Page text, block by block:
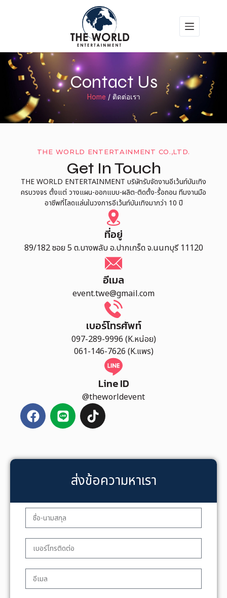
Contact Us
Home / ติดต่อเรา
THE WORLD ENTERTAINMENT CO.,LTD.
Get In Touch
THE WORLD ENTERTAINMENT บริษัทรับจัดงานอีเว้นท์บันเทิง
ครบวงจร ตั้งแต่ วางแผน-ออกแบบ-ผลิต-ติดตั้ง-รื้อถอน ทีมงานมือ
อาชีพที่โลดแล่นในวงการอีเว้นท์บันเทิงมากว่า 10 ปี
ที่อยู่
89/182 ซอย 5 ต.บางพลับ อ.ปากเกร็ด จ.นนทบุรี 11120
อีเมล
event.twe@gmail.com
เบอร์โทรศัพท์
097-289-9996 (K.หน่อย)
061-146-7626 (K.แพร)
Line ID
@theworldevent
ส่งข้อความหาเรา